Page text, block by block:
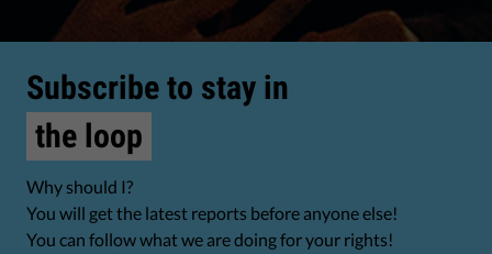
Subscribe to stay in
the loop
Why should I?
You will get the latest reports before anyone else!
You can follow what we are doing for your rights!